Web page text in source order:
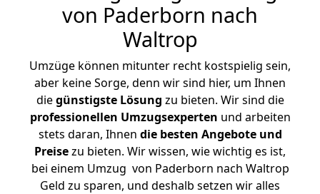
von Paderborn nach
Waltrop
Umzüge können mitunter recht kostspielig sein,
aber keine Sorge, denn wir sind hier, um Ihnen
diegünstigste Lösung zu bieten. Wir sind die
professionellen Umzugsexperten und arbeiten
stets daran, Ihnen die besten Angebote und
Preisezu bieten. Wir wissen, wie wichtig es ist,
bei einem Umzug von Paderborn nach Waltrop
Geld zu sparen, und deshalb setzen wir alles